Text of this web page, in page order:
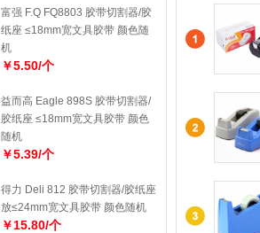
富强 F.Q FQ8803 胶带切割器/胶
纸座 ≤18mm宽文具胶带 颜色随
机
￥5.50/个
益而高 Eagle 898S 胶带切割器/
胶纸座 ≤18mm宽文具胶带 颜色
随机
￥5.39/个
得力 Deli 812 胶带切割器/胶纸座
放≤24mm宽文具胶带 颜色随机
￥15.80/个